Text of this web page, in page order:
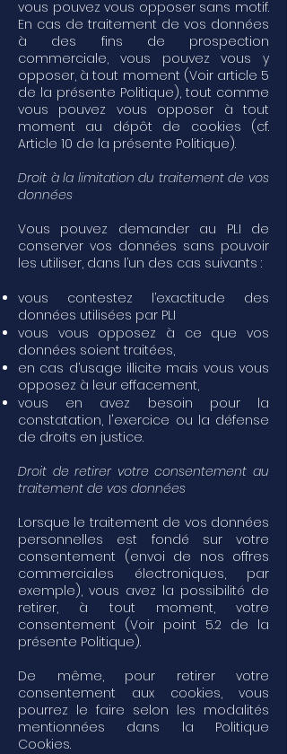
vous pouvez vous opposer sans motif.
En cas de traitement de vos données
à des fins de prospection
commerciale, vous pouvez vous y
opposer, à tout moment (Voir article 5
de la présente Politique), tout comme
vous pouvez vous opposer à tout
moment au dépôt de cookies (cf.
Article 10 de la présente Politique).
Droit à la limitation du traitement de vos
données
Vous pouvez demander au PLI de
conserver vos données sans pouvoir
les utiliser, dans l’un des cas suivants :
vous contestez l’exactitude des
données utilisées par PLI
vous vous opposez à ce que vos
données soient traitées,
en cas d’usage illicite mais vous vous
opposez à leur effacement,
vous en avez besoin pour la
constatation, l'exercice ou la défense
de droits en justice.
Droit de retirer votre consentement au
traitement de vos données
Lorsque le traitement de vos données
personnelles est fondé sur votre
consentement (envoi de nos offres
commerciales électroniques, par
exemple), vous avez la possibilité de
retirer, à tout moment, votre
consentement (Voir point 5.2 de la
présente Politique).
De même, pour retirer votre
consentement aux cookies, vous
pourrez le faire selon les modalités
mentionnées dans la Politique
Cookies.